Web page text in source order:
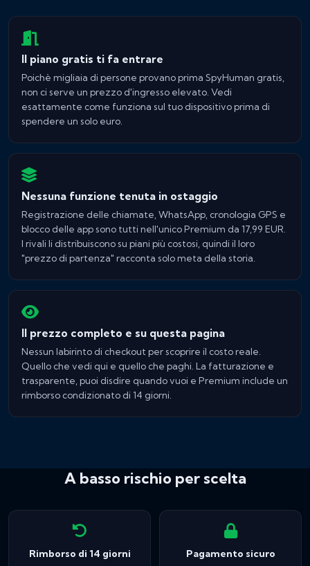
Il piano gratis ti fa entrare
Poichè migliaia di persone provano prima SpyHuman gratis,
non ci serve un prezzo d'ingresso elevato. Vedi
esattamente come funziona sul tuo dispositivo prima di
spendere un solo euro.
Nessuna funzione tenuta in ostaggio
Registrazione delle chiamate, WhatsApp, cronologia GPS e
blocco delle app sono tutti nell'unico Premium da 17,99 EUR.
I rivali li distribuiscono su piani più costosi, quindi il loro
"prezzo di partenza" racconta solo meta della storia.
Il prezzo completo e su questa pagina
Nessun labirinto di checkout per scoprire il costo reale.
Quello che vedi qui e quello che paghi. La fatturazione e
trasparente, puoi disdire quando vuoi e Premium include un
rimborso condizionato di 14 giorni.
A basso rischio per scelta
Rimborso di 14 giorni Pagamento sicuro